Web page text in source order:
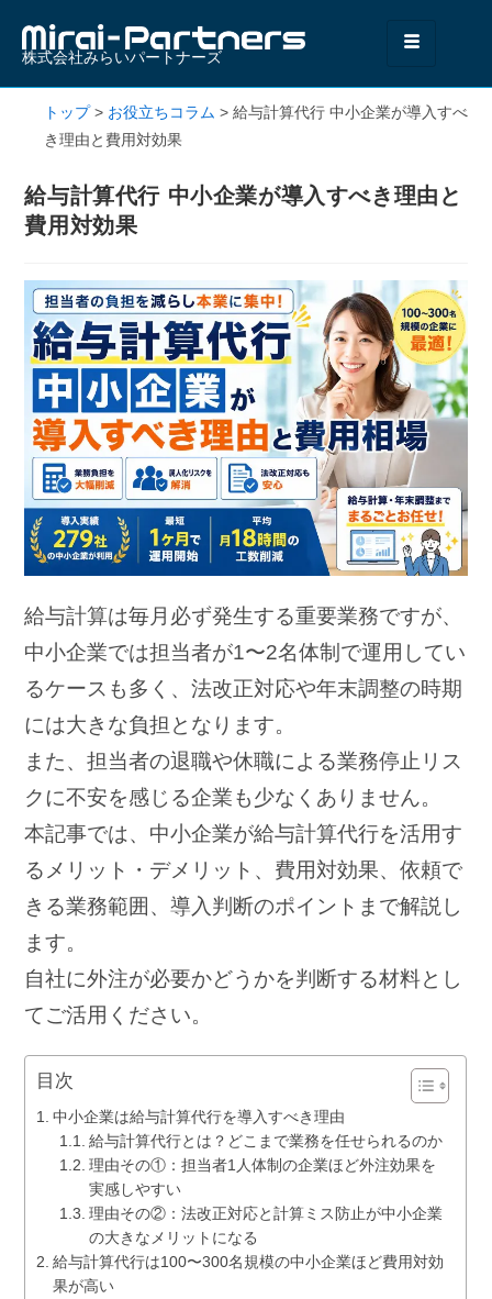
株式会社みらいパートナーズ
トップ> お役立ちコラム > 給与計算代行 中小企業が導入すべ
き理由と費用対効果
給与計算代行 中小企業が導入すべき理由と
費用対効果
給与計算は毎月必ず発生する重要業務ですが、
中小企業では担当者が1〜2名体制で運用してい
るケースも多く、法改正対応や年末調整の時期
には大きな負担となります。
また、担当者の退職や休職による業務停止リス
クに不安を感じる企業も少なくありません。
本記事では、中小企業が給与計算代行を活用す
るメリット・デメリット、費用対効果、依頼で
きる業務範囲、導入判断のポイントまで解説し
ます。
自社に外注が必要かどうかを判断する材料とし
てご活用ください。
目次
中小企業は給与計算代行を導入すべき理由
給与計算代行とは？どこまで業務を任せられるのか
理由その①：担当者1人体制の企業ほど外注効果を
実感しやすい
理由その②：法改正対応と計算ミス防止が中小企業
の大きなメリットになる
給与計算代行は100〜300名規模の中小企業ほど費用対効
果が高い